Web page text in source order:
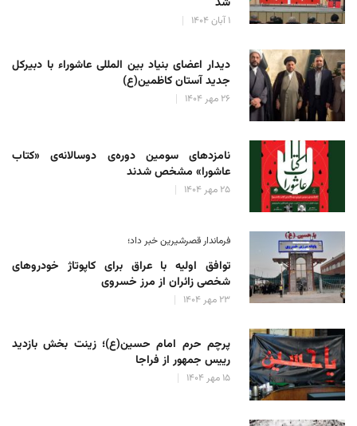
۱ آبان ۱۴۰۴
دیدار اعضای بنیاد بین المللی عاشوراء با دبیرکل
جدید آستان کاظمین(ع)
۲۶ مهر ۱۴۰۴
نامزدهای سومین دوره‌ی دوسالانه‌ی «کتاب
عاشورا» مشخص شدند
۲۵ مهر ۱۴۰۴
فرماندار قصرشیرین خبر داد؛
توافق اولیه با عراق برای کاپوتاژ خودروهای
شخصی زائران از مرز خسروی
۲۳ مهر ۱۴۰۴
پرچم حرم امام حسین(ع)؛ زینت بخش بازدید
رییس جمهور از فراجا
۱۵ مهر ۱۴۰۴